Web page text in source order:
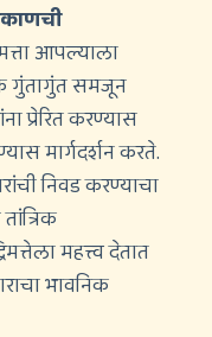
आपल्याला
गुंतागुंत समजून
प्रेरित करण्यास
मार्गदर्शन करते.
निवड करण्याचा
महत्त्व देतात
भावनिक